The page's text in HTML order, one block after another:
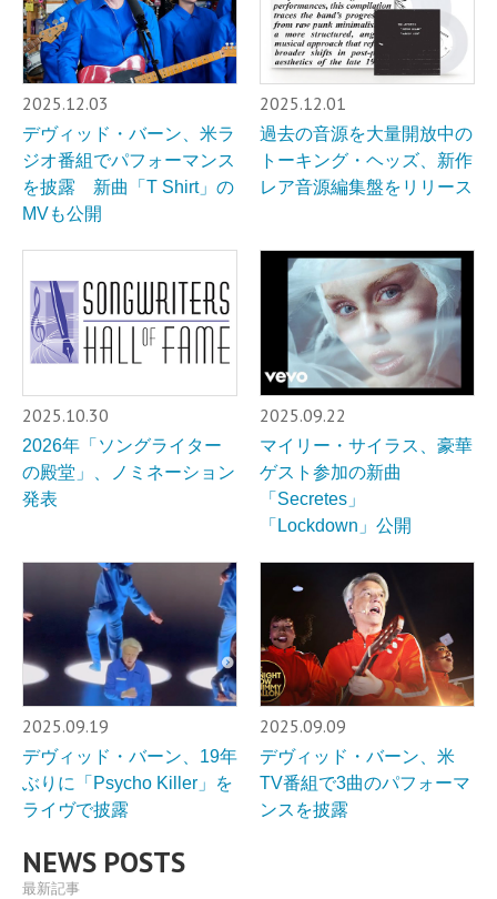
2025.12.03
デヴィッド・バーン、米ラ
ジオ番組でパフォーマンス
を披露 新曲「T Shirt」の
MVも公開
2025.12.01
過去の音源を大量開放中の
トーキング・ヘッズ、新作
レア音源編集盤をリリース
2025.10.30
2026年「ソングライター
の殿堂」、ノミネーション
発表
2025.09.22
マイリー・サイラス、豪華
ゲスト参加の新曲
「Secretes」
「Lockdown」公開
2025.09.19
デヴィッド・バーン、19年
ぶりに「Psycho Killer」を
ライヴで披露
2025.09.09
デヴィッド・バーン、米
TV番組で3曲のパフォーマ
ンスを披露
NEWS POSTS
最新記事